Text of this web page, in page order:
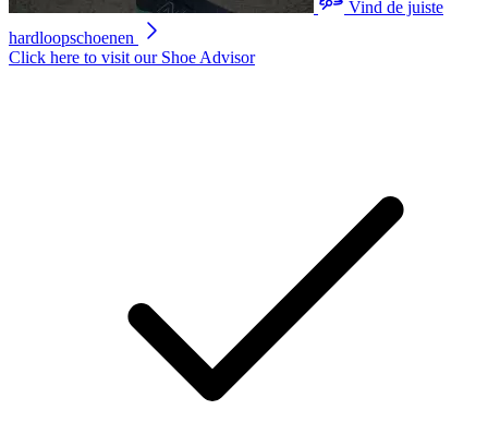
scorewaarde.
2
Reviews.
Vind de juiste
hardloopschoenen
Click here to visit our Shoe Advisor